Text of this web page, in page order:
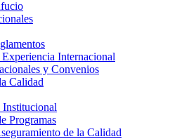
Internacional
y Convenios
Calidad
Programas
de la Calidad